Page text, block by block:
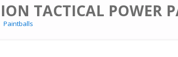
TACTICAL POWER
Paintballs